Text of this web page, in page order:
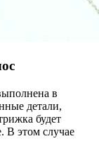
в
детали,
будет
В этом случае